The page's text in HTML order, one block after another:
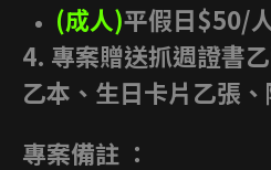
(成人)平假日$50/
4. 專案贈送抓週證書
乙本、生日卡片乙張、
專案備註 ：